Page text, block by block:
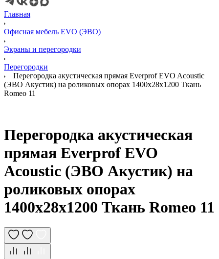
Главная
Офисная мебель EVO (ЭВО)
Экраны и перегородки
Перегородки
Перегородка акустическая прямая Everprof EVO Acoustic
(ЭВО Акустик) на роликовых опорах 1400х28х1200 Ткань
Romeo 11
Перегородка акустическая
прямая Everprof EVO
Acoustic (ЭВО Акустик) на
роликовых опорах
1400х28х1200 Ткань Romeo 11